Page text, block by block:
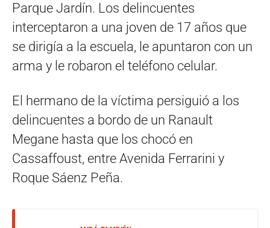
Parque Jardín. Los delincuentes
interceptaron a una joven de 17 años que
se dirigía a la escuela, le apuntaron con un
arma y le robaron el teléfono celular.
El hermano de la víctima persiguió a los
delincuentes a bordo de un Ranault
Megane hasta que los chocó en
Cassaffoust, entre Avenida Ferrarini y
Roque Sáenz Peña.